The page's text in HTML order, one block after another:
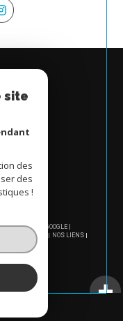
BY GOOGLE |
ADMIN
NOS LIENS
site
des
des
!